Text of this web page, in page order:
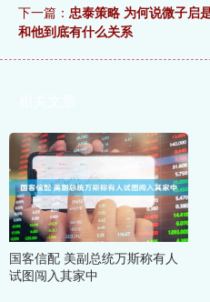
下一篇： 忠泰策略 为何说微子启
和他到底有什么关系
国客信配 美副总统万斯称有人
试图闯入其家中